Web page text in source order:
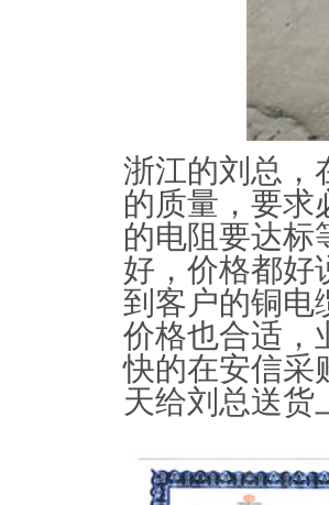
浙江的刘总，
的质量，要求
的电阻要达标
好，价格都好
到客户的铜电
价格也合适，
快的在安信采
天给刘总送货